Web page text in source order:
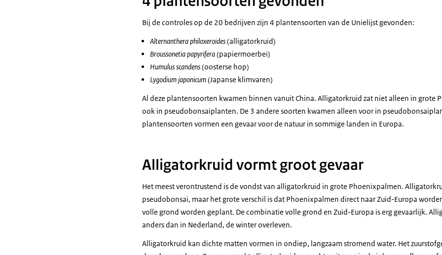
Bij de controles op de 20 bedrijven zijn 4 plantensoorten van de Unielijst gevonden:
Alternanthera philoxeroides(alligatorkruid)
Broussonetia papyrifera(papiermoerbei)
Humulus scandens(oosterse hop)
Lygodium japonicum(Japanse klimvaren)
Al deze plantensoorten kwamen binnen vanuit China. Alligatorkruid zat niet alleen in grote
ook in pseudobonsaiplanten. De 3 andere soorten kwamen alleen voor in
plantensoorten vormen een gevaar voor de natuur in sommige landen in Europa.
Alligatorkruid vormt groot gevaar
Het meest verontrustend is de vondst van alligatorkruid in grote Phoenixpalmen.
pseudobonsai, maar het grote verschil is dat Phoenixpalmen direct naar Zuid-Europa
volle grond worden geplant. De combinatie volle grond en Zuid-Europa is erg gevaarlijk.
anders dan in Nederland, de winter overleven.
Alligatorkruid kan dichte matten vormen in ondiep, langzaam stromend water. Het